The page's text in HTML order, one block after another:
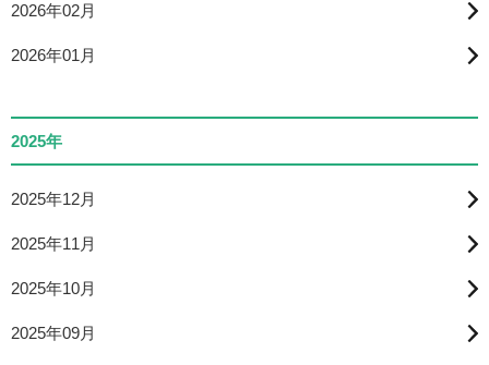
2026年02月
2026年01月
2025年
2025年12月
2025年11月
2025年10月
2025年09月